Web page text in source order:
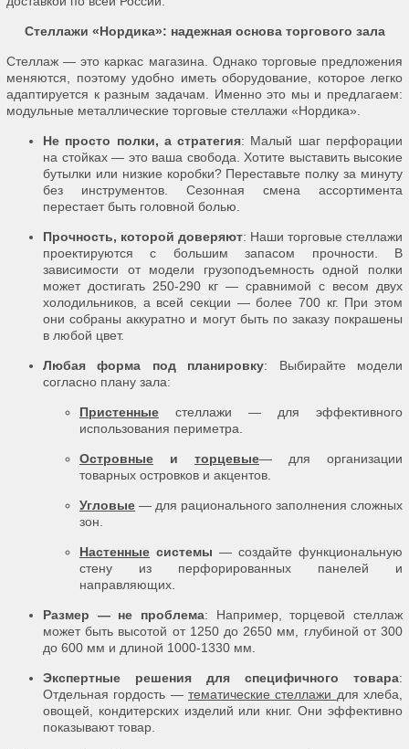
Стеллажи «Нордика»: надежная основа торгового зала
Стеллаж — это каркас магазина. Однако торговые предложения
меняются, поэтому удобно иметь оборудование, которое легко
адаптируется к разным задачам. Именно это мы и предлагаем:
модульные металлические торговые стеллажи «Нордика».
Не просто полки, а стратегия: Малый шаг перфорации
на стойках — это ваша свобода. Хотите выставить высокие
бутылки или низкие коробки? Переставьте полку за минуту
без инструментов. Сезонная смена ассортимента
перестает быть головной болью.
Прочность, которой доверяют: Наши торговые стеллажи
проектируются с большим запасом прочности. В
зависимости от модели грузоподъемность одной полки
может достигать 250-290 кг — сравнимой с весом двух
холодильников, а всей секции — более 700 кг. При этом
они собраны аккуратно и могут быть по заказу покрашены
в любой цвет.
Любая форма под планировку: Выбирайте модели
согласно плану зала:
Пристенные стеллажи — для эффективного
использования периметра.
Островные и торцевые— для организации
товарных островков и акцентов.
Угловые — для рационального заполнения сложных
зон.
Настенные системы — создайте функциональную
стену из перфорированных панелей и
направляющих.
Размер — не проблема: Например, торцевой стеллаж
может быть высотой от 1250 до 2650 мм, глубиной от 300
до 600 мм и длиной 1000-1330 мм.
Экспертные решения для специфичного товара:
Отдельная гордость — тематические стеллажи для хлеба,
овощей, кондитерских изделий или книг. Они эффективно
показывают товар.